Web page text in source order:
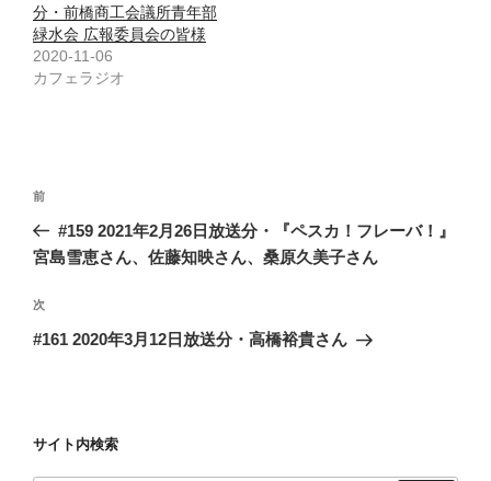
分・前橋商工会議所青年部
緑水会 広報委員会の皆様
2020-11-06
カフェラジオ
投
ナ
ゲ
ー
前
の
投
前
#159 2021年2月26日放送分・『ペスカ！フレーバ！』
宮島雪恵さん、佐藤知映さん、桑原久美子さん
次
の
次
#161 2020年3月12日放送分・高橋裕貴さん
サイト内検索